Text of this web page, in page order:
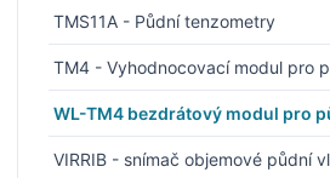
TMS11A - Půdní tenzometry
TM4 - Vyhodnocovací modul pro
WL-TM4 bezdrátový modul pro
VIRRIB - snímač objemové půdní